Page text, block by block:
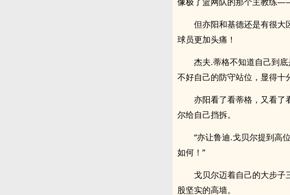
但亦阳和基德还是有很大
球员更加头痛！
杰夫.蒂格不知道自己到
不好自己的防守站位，显得十
亦阳看了看蒂格，又看了
尔给自己挡拆。
“亦让鲁迪.戈贝尔提到高
如何！”
戈贝尔迈着自己的大步子
股坚实的高墙。